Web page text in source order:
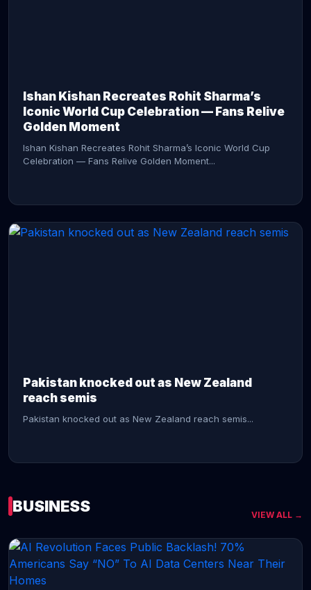
Ishan Kishan Recreates Rohit Sharma’s
Iconic World Cup Celebration — Fans Relive
Golden Moment
Ishan Kishan Recreates Rohit Sharma’s Iconic World Cup
Celebration — Fans Relive Golden Moment...
Pakistan knocked out as New Zealand
reach semis
Pakistan knocked out as New Zealand reach semis...
CONTINUE READING →
BUSINESS VIEW ALL →